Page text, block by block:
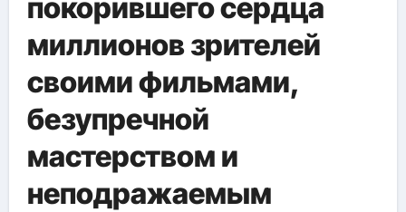
покорившего сердца
миллионов зрителей
своими фильмами,
безупречной
мастерством и
неподражаемым